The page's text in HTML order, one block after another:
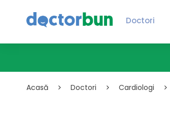
Doctori
Acasă Doctori Cardiologi